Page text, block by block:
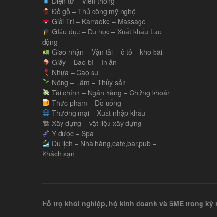
Đồ gỗ – Thủ công mỹ nghệ
Giải Trí – Karraoke – Massage
GIáo dục – Du học – Xuất khẩu Lao
động
Giao nhận – Vận tải – ô tô – kho bãi
Giấy – Bao bì – In ấn
Nhựa – Cao su
Nông – Lâm – Thủy sản
Tài chính – Ngân hàng – Chứng khoán
Thực phẩm – Đồ uống
Thương mại – Xuất nhập khẩu
🏗 Xây dựng – vật liệu xây dựng
Y dược – Spa
Du lịch – Nhà hàng,cafe,bar,pub –
Khách sạn
Hỗ trợ khởi nghiệp, hộ kinh doanh và SME trong kỷ